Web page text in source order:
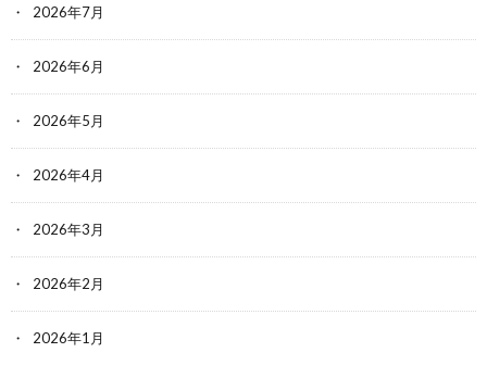
2026年7月
2026年6月
2026年5月
2026年4月
2026年3月
2026年2月
2026年1月